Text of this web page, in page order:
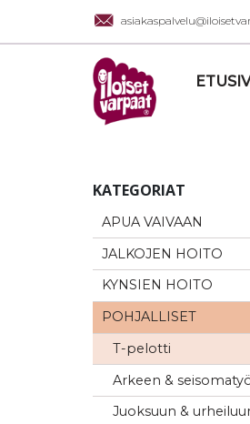
KATEGORIAT
APUA VAIVAAN
JALKOJEN HOITO
KYNSIEN HOITO
POHJALLISET
T-pelotti
Arkeen &
Juoksuun &